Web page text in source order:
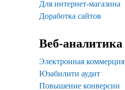
Для интернет-магазина
Доработка сайтов
Веб-аналитика
Электронная коммерция
Юзабилити аудит
Повышение конверсии